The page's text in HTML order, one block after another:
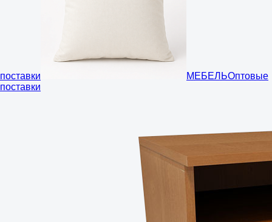
поставки МЕБЕЛЬОптовые
поставки